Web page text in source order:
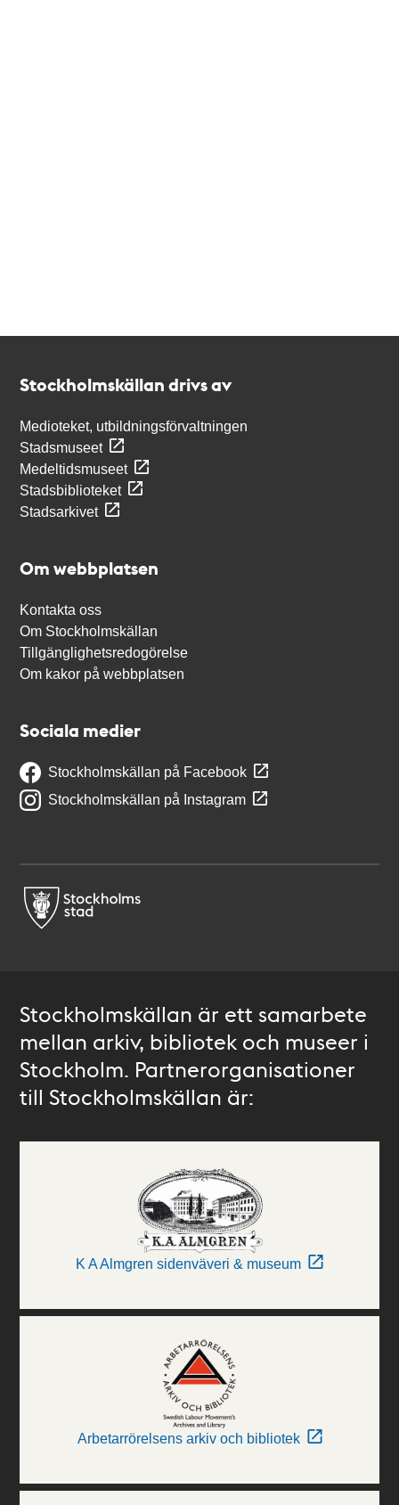
Stockholmskällan drivs av
Medioteket, utbildningsförvaltningen
Stadsmuseet
Medeltidsmuseet
Stadsbiblioteket
Stadsarkivet
Om webbplatsen
Kontakta oss
Om Stockholmskällan
Tillgänglighetsredogörelse
Om kakor på webbplatsen
Sociala medier
Stockholmskällan på Facebook
Stockholmskällan på Instagram
Stockholmskällan är ett samarbete
mellan arkiv, bibliotek och museer i
Stockholm. Partnerorganisationer
till Stockholmskällan är:
K A Almgren sidenväveri & museum
Arbetarrörelsens arkiv och bibliotek